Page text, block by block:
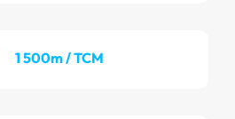
1 500m / TCM